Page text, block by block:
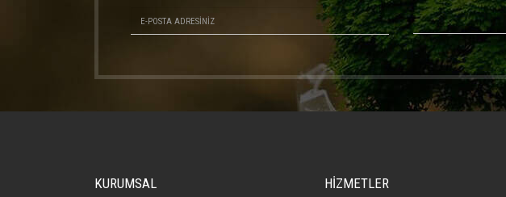
KURUMSAL HİZMETLER